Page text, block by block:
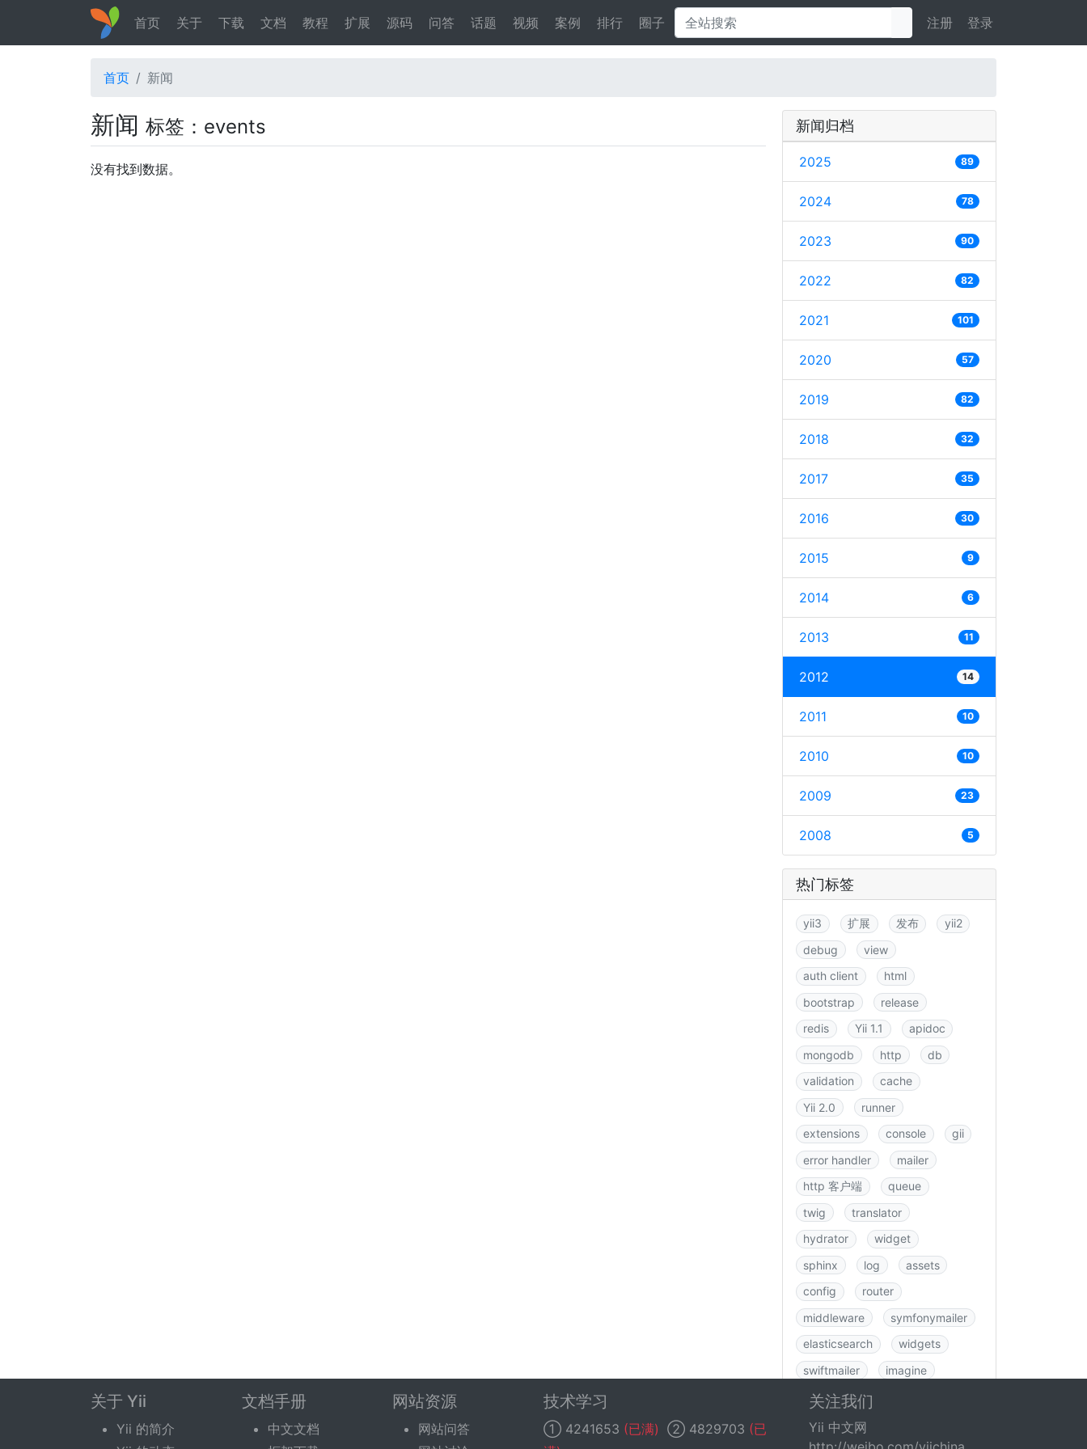
首页 关于 下载 文档 教程 扩展 源码 问答 话题 视频 案例 排行 圈子 注册 登录
首页 新闻
新闻 标签：events
没有找到数据。
新闻归档
2025 89
2024 78
2023 90
2022 82
2021 101
2020 57
2019 82
2018 32
2017 35
2016 30
2015 9
2014 6
2013 11
2012 14
2011 10
2010 10
2009 23
2008 5
热门标签
yii3 扩展 发布
yii2
debug
view
auth client
html
bootstrap
release
redis
Yii 1.1
apidoc
mongodb
http
db
validation
cache
Yii 2.0
runner
extensions
console
gii
error handler
mailer
http 客户端
queue
twig
translator
hydrator
widget
sphinx
log
assets
config
router
middleware
symfonymailer
elasticsearch
widgets
swiftmailer
imagine
图书
rbac
data
csrf
关于 Yii
Yii 的简介
文档手册
中文文档
网站资源
网站问答
技术学习
① 4241653 (已满) ② 4829703 (已
关注我们
Yii 中文网